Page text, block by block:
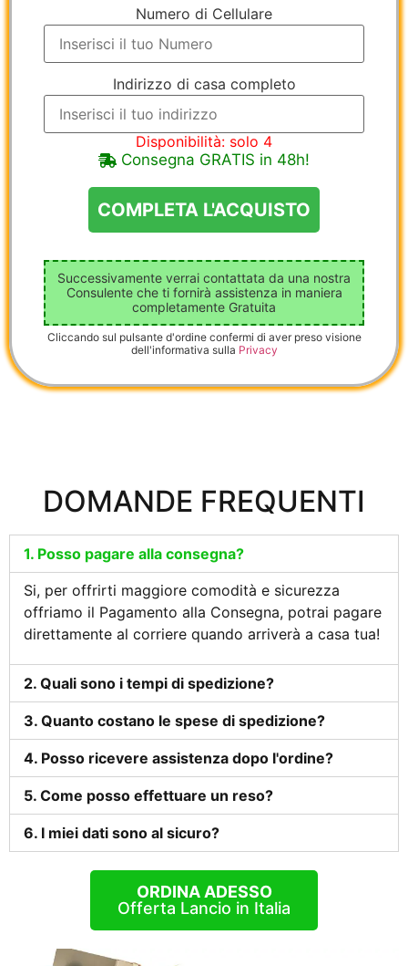
Numero di Cellulare
Indirizzo di casa completo
Disponibilità: solo 4
Consegna GRATIS in 48h!
Successivamente verrai contattata da una nostra
Consulente che ti fornirà assistenza in maniera
completamente Gratuita
Cliccando sul pulsante d'ordine confermi di aver preso visione
dell'informativa sulla Privacy
DOMANDE FREQUENTI
1. Posso pagare alla consegna?
Si, per offrirti maggiore comodità e sicurezza
offriamo il Pagamento alla Consegna, potrai pagare
direttamente al corriere quando arriverà a casa tua!
2. Quali sono i tempi di spedizione?
3. Quanto costano le spese di spedizione?
4. Posso ricevere assistenza dopo l'ordine?
5. Come posso effettuare un reso?
6. I miei dati sono al sicuro?
ORDINA ADESSO
Offerta Lancio in Italia